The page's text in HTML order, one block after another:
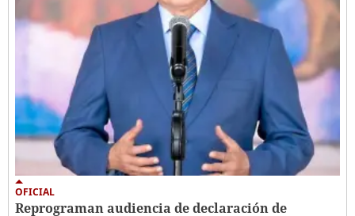
OFICIAL
Reprograman audiencia de declaración de